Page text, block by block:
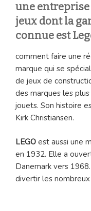
une
jeux dont la
connue est
comment faire une
marque qui se
de jeux de
des marques les
jouets. Son histoire
Kirk Christiansen.
LEGO est aussi une
en 1932. Elle a
Danemark vers
divertir les